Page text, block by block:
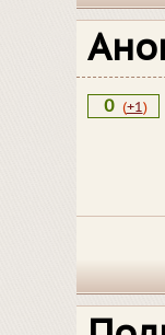
0 (+1)